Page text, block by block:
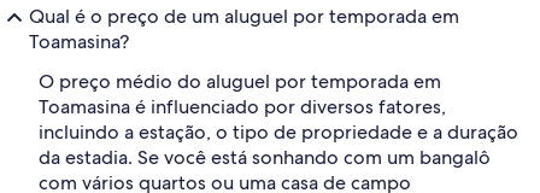
Qual é o preço de um aluguel por temporada em
Toamasina?
O preço médio do aluguel por temporada em
Toamasina é influenciado por diversos fatores,
incluindo a estação, o tipo de propriedade e a duração
da estadia. Se você está sonhando com um bangalô
com vários quartos ou uma casa de campo